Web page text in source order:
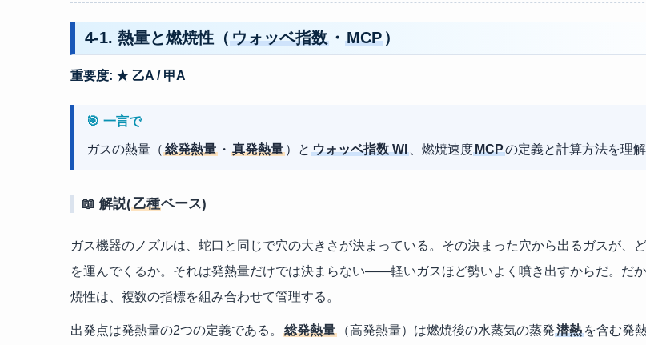
4-1. 熱量と燃焼性（ウォッベ指数 ・ MCP ）
重要度: ★ 乙A / 甲A
🎯 一言で
ガスの熱量（ 総発熱量 ・ 真発熱量 ）と ウォッベ指数 WI 、燃焼速度MCPの定義と計算方法を理解
📖 解説(乙種ベース)
ガス機器のノズルは、蛇口と同じで穴の大きさが決まっている。その決まった穴から出るガスが、
を運んでくるか。それは発熱量だけでは決まらない——軽いガスほど勢いよく噴き出すからだ。だ
焼性は、複数の指標を組み合わせて管理する。
出発点は発熱量の2つの定義である。 総発熱量 （高発熱量）は燃焼後の水蒸気の蒸発潜熱 を含む発熱